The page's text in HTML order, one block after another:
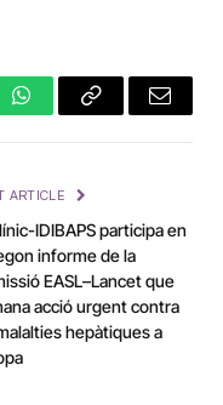
WhatsAppCopy
Email
ARTICLE
IDIBAPS participa en
informe de la
EASL–Lancet que
acció urgent contra
hepàtiques a